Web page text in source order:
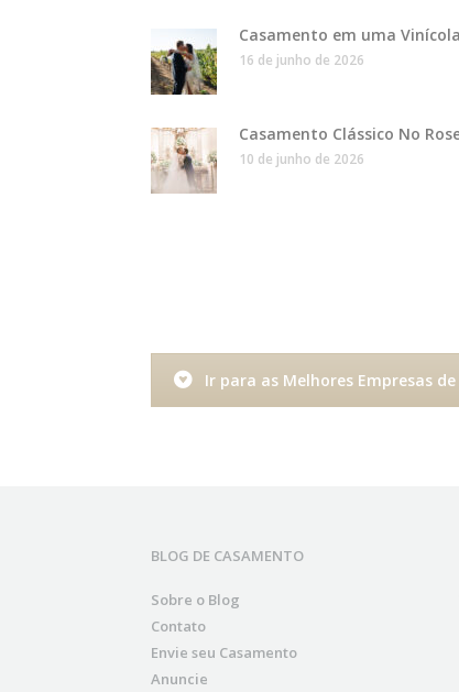
Casamento em uma
16 de junho de 2026
Casamento Clássico No
10 de junho de 2026
Ir para as Melhores Empresas
BLOG DE CASAMENTO
Sobre o Blog
Contato
Envie seu Casamento
Anuncie